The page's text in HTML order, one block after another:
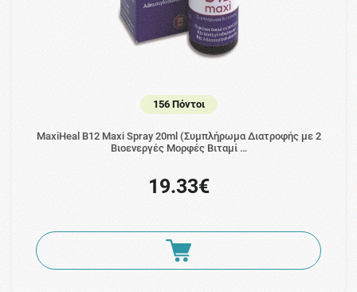
156 Πόντοι
MaxiHeal B12 Maxi Spray 20ml (Συμπλήρωμα Διατροφής με 2
Βιοενεργές Μορφές Βιταμί …
19.33€